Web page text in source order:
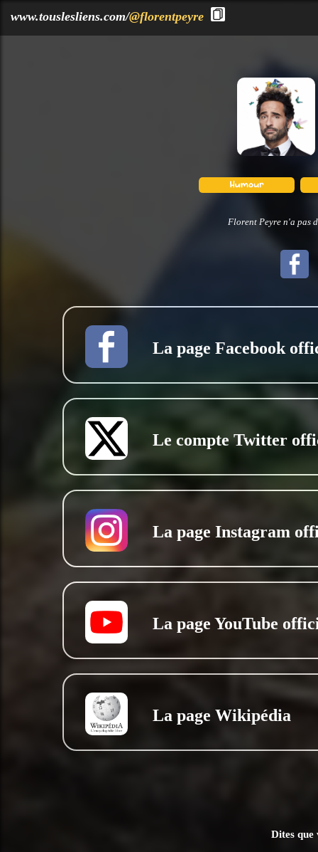
www.touslesliens.com/@florentpeyre
Florent Peyre n'a pas
La page Facebook
Le compte Twitter
La page Instagram
La page YouTube
La page Wikipédia
Dites que